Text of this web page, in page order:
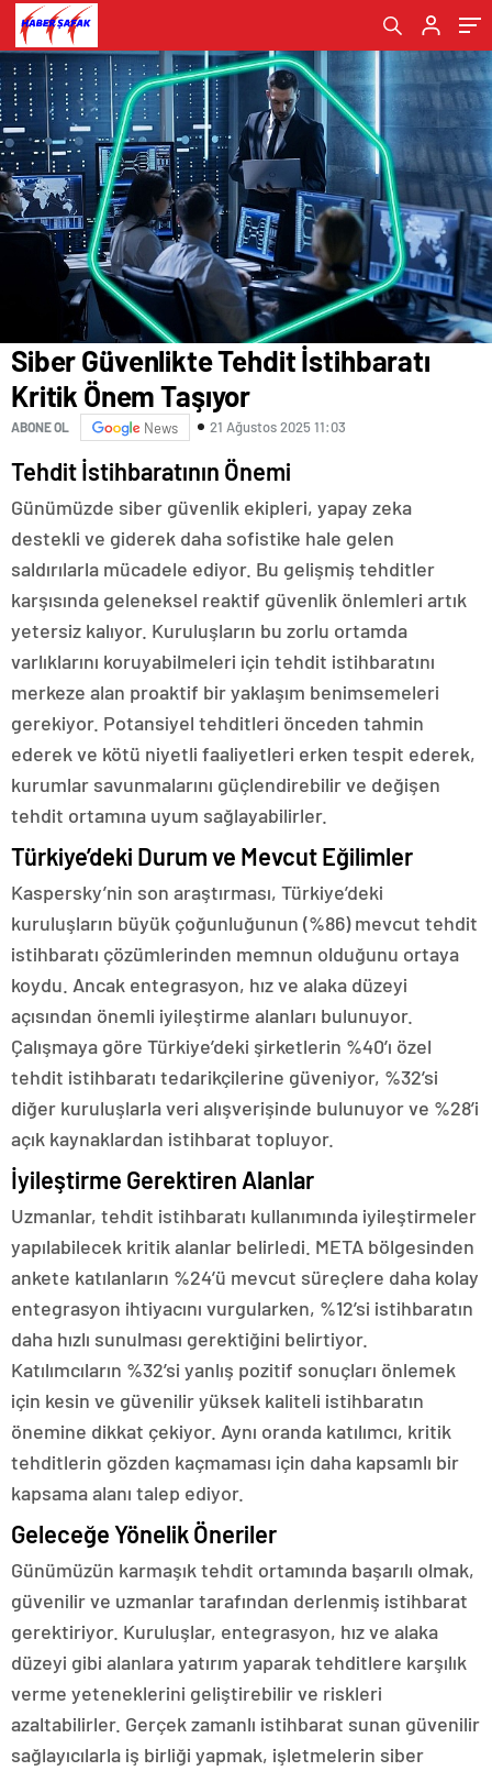
Siber Güvenlikte Tehdit İstihbaratı
Kritik Önem Taşıyor
ABONE OL News 21 Ağustos 2025 11:03
Tehdit İstihbaratının Önemi
Günümüzde siber güvenlik ekipleri, yapay zeka
destekli ve giderek daha sofistike hale gelen
saldırılarla mücadele ediyor. Bu gelişmiş tehditler
karşısında geleneksel reaktif güvenlik önlemleri artık
yetersiz kalıyor. Kuruluşların bu zorlu ortamda
varlıklarını koruyabilmeleri için tehdit istihbaratını
merkeze alan proaktif bir yaklaşım benimsemeleri
gerekiyor. Potansiyel tehditleri önceden tahmin
ederek ve kötü niyetli faaliyetleri erken tespit ederek,
kurumlar savunmalarını güçlendirebilir ve değişen
tehdit ortamına uyum sağlayabilirler.
Türkiye’deki Durum ve Mevcut Eğilimler
Kaspersky’nin son araştırması, Türkiye’deki
kuruluşların büyük çoğunluğunun (%86) mevcut tehdit
istihbaratı çözümlerinden memnun olduğunu ortaya
koydu. Ancak entegrasyon, hız ve alaka düzeyi
açısından önemli iyileştirme alanları bulunuyor.
Çalışmaya göre Türkiye’deki şirketlerin %40’ı özel
tehdit istihbaratı tedarikçilerine güveniyor, %32’si
diğer kuruluşlarla veri alışverişinde bulunuyor ve %28’i
açık kaynaklardan istihbarat topluyor.
İyileştirme Gerektiren Alanlar
Uzmanlar, tehdit istihbaratı kullanımında iyileştirmeler
yapılabilecek kritik alanlar belirledi. META bölgesinden
ankete katılanların %24’ü mevcut süreçlere daha kolay
entegrasyon ihtiyacını vurgularken, %12’si istihbaratın
daha hızlı sunulması gerektiğini belirtiyor.
Katılımcıların %32’si yanlış pozitif sonuçları önlemek
için kesin ve güvenilir yüksek kaliteli istihbaratın
önemine dikkat çekiyor. Aynı oranda katılımcı, kritik
tehditlerin gözden kaçmaması için daha kapsamlı bir
kapsama alanı talep ediyor.
Geleceğe Yönelik Öneriler
Günümüzün karmaşık tehdit ortamında başarılı olmak,
güvenilir ve uzmanlar tarafından derlenmiş istihbarat
gerektiriyor. Kuruluşlar, entegrasyon, hız ve alaka
düzeyi gibi alanlara yatırım yaparak tehditlere karşılık
verme yeteneklerini geliştirebilir ve riskleri
azaltabilirler. Gerçek zamanlı istihbarat sunan güvenilir
sağlayıcılarla iş birliği yapmak, işletmelerin siber